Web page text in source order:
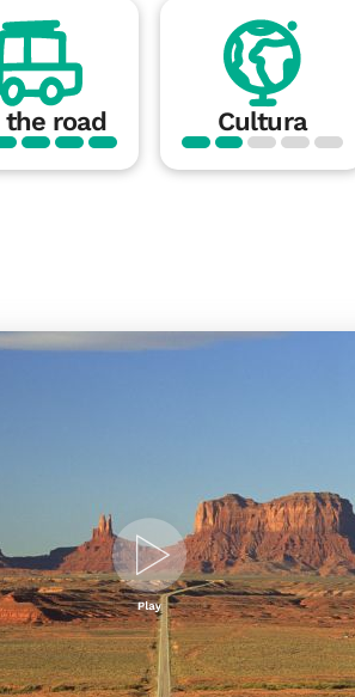
the road Cultura